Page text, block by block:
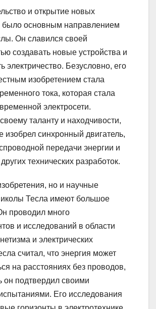
и открытие новых
было основным направлением
Он славился своей
создавать новые устройства и
электричество. Безусловно, его
изобретением стала
тока, которая стала
электросети.
таланту и находчивости,
изобрел синхронный двигатель,
передачи энергии и
технических разработок.
но и научные
Тесла имеют большое
проводил много
и исследований в области
и электрических
считал, что энергия может
на расстояниях без проводов,
он подтвердил своими
Его исследования